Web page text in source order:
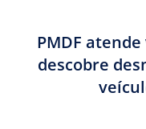
PMDF
descobre